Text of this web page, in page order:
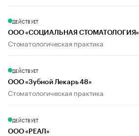
ДЕЙСТВУЕТ
ООО «СОЦИАЛЬНАЯ СТОМАТОЛОГИЯ»
Стоматологическая практика
ДЕЙСТВУЕТ
ООО «Зубной Лекарь 48»
Стоматологическая практика
ДЕЙСТВУЕТ
ООО «РЕАЛ»